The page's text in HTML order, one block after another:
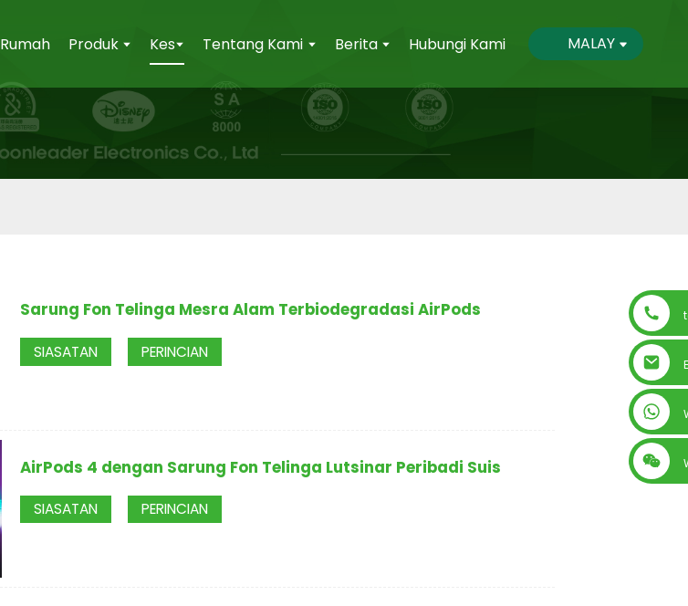
Rumah Produk Kes Tentang Kami Berita Hubungi Kami MALAY
Sarung Fon Telinga Mesra Alam Terbiodegradasi AirPods
SIASATAN PERINCIAN
AirPods 4 dengan Sarung Fon Telinga Lutsinar Peribadi Suis
SIASATAN PERINCIAN